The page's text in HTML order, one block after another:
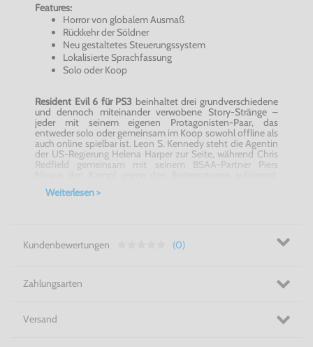
Features:
Horror von globalem Ausmaß
Rückkehr der Söldner
Neu gestaltetes Steuerungssystem
Lokalisierte Sprachfassung
Solo oder Koop
Resident Evil6 für PS3 beinhaltet drei grundverschiedene
und dennoch miteinander verwobene Story-Stränge –
jeder mit seinem eigenen Protagonisten-Paar, das
entweder solo oder gemeinsam im Koop sowohl offline als
auch online spielbar ist. Leon S. Kennedy steht die Agentin
der US-Regierung Helena Harper zur Seite, während Chris
Redfield gemeinsam mit seinem BSAA-PartnerPiers
Schließlich setzt sich Jake Muller – Auftragssöldner und
Sohn des berühmten Albert
dem höchst infektiösen C-Virus, das auf eine
unvorbereitete Welt entlassen wurde und neue tödliche
kriegsgebeutelte
sowie die
chinesische Stadt
Resident
Weiterlesen >
Kundenbewertungen (0)
Zahlungsarten
Versand